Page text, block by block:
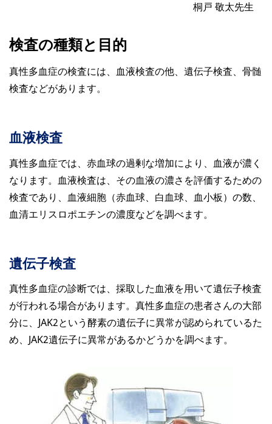
桐戸 敬太先生
検査の種類と目的
真性多血症の検査には、血液検査の他、遺伝子検査、骨髄
検査などがあります。
血液検査
真性多血症では、赤血球の過剰な増加により、血液が濃く
なります。血液検査は、その血液の濃さを評価するための
検査であり、血液細胞（赤血球、白血球、血小板）の数、
血清エリスロポエチンの濃度などを調べます。
遺伝子検査
真性多血症の診断では、採取した血液を用いて遺伝子検査
が行われる場合があります。真性多血症の患者さんの大部
分に、JAK2という酵素の遺伝子に異常が認められているた
め、JAK2遺伝子に異常があるかどうかを調べます。